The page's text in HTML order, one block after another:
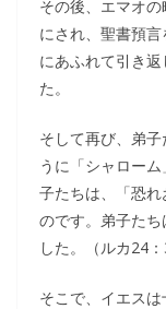
その後、エマオ
にされ、聖書預
にあふれて引き
た。
そして再び、弟
うに「シャロー
子たちは、「恐
のです。弟子た
した。（ルカ24：
そこで、イエス